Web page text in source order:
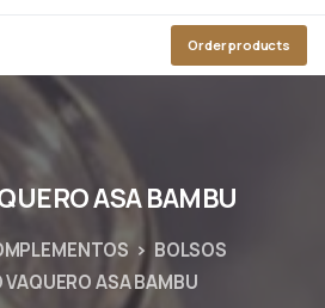
Order products
ASABAMBU
BOLSOS
VAQUERO ASA BAMBU